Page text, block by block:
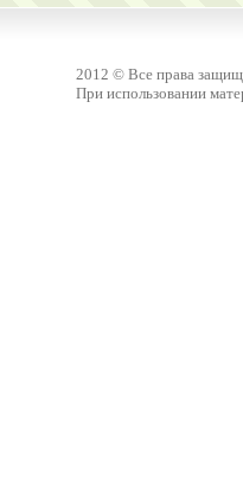
2012 © Все права
При использовании